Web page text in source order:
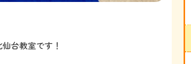
台教室です！